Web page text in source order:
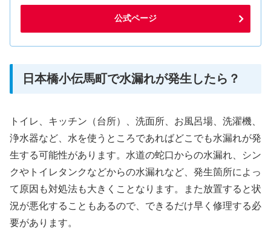
公式ページ
日本橋小伝馬町で水漏れが発生したら？
トイレ、キッチン（台所）、洗面所、お風呂場、洗濯機、
浄水器など、水を使うところであればどこでも水漏れが発
生する可能性があります。水道の蛇口からの水漏れ、シン
クやトイレタンクなどからの水漏れなど、発生箇所によっ
て原因も対処法も大きくことなります。また放置すると状
況が悪化することもあるので、できるだけ早く修理する必
要があります。